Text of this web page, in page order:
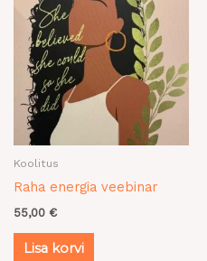
Koolitus
Raha energia veebinar
55,00 €
Lisa korvi